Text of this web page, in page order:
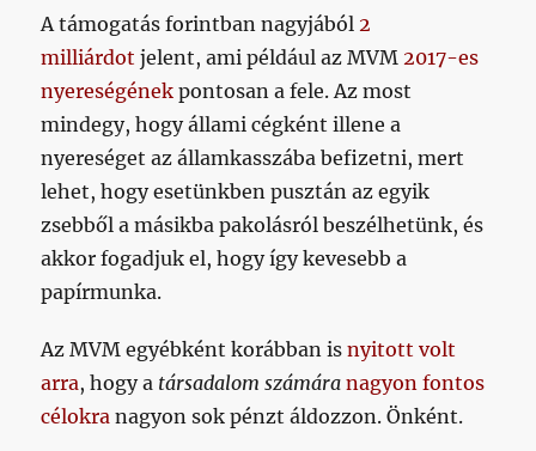
A támogatás forintban nagyjából 2
milliárdot jelent, ami például az MVM 2017-es
nyereségének pontosan a fele. Az most
mindegy, hogy állami cégként illene a
nyereséget az államkasszába befizetni, mert
lehet, hogy esetünkben pusztán az egyik
zsebből a másikba pakolásról beszélhetünk, és
akkor fogadjuk el, hogy így kevesebb a
papírmunka.
Az MVM egyébként korábban isnyitott volt
arra, hogy a társadalom számáranagyon fontos
célokra nagyon sok pénzt áldozzon. Önként.